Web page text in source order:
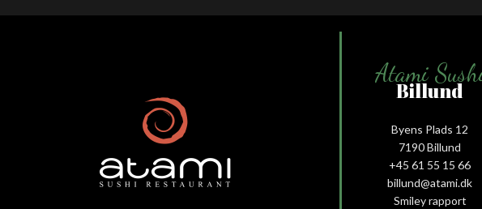
Atami
Billund
Byens Plads 12
7190 Billund
+45 61 55 15 66‬
billund@atami.dk
Smiley rapport